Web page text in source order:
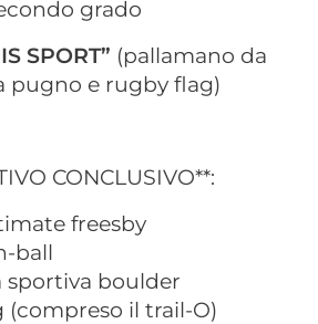
grado
SPORT” (pallamano da
pugno e rugby flag)
CONCLUSIVO**:
freesby
ball
sportiva boulder
il trail-O)